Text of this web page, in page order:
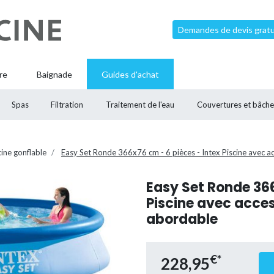
Demandes de devis
Baignade Guides d'achat
Spas Filtration Traitement de l'eau Couvertures et
gonflable Easy Set Ronde 366x76 cm - 6 pièces - Intex Piscine avec
Easy Set Ronde
Piscine avec
abordable
228,95€*